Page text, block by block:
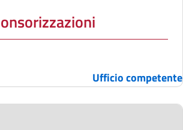
Ufficio competente